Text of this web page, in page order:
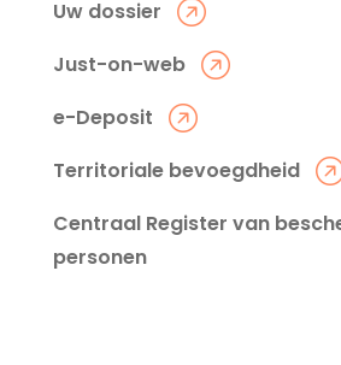
Uw dossier
Just-on-web
e-Deposit
Territoriale bevoegdheid
Centraal Register van
personen